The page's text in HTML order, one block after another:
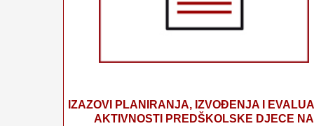
IZAZOVI PLANIRANJA, IZVOĐENJA I
AKTIVNOSTI PREDŠKOLSKE DJECE NA